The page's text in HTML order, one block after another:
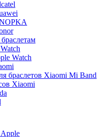
Watch
браслетов Xiaomi Mi Band
Xiaomi